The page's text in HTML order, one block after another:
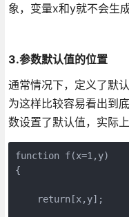
象，变量x和y就不会生
3.参数默认值的位置
通常情况下，定义了默
为这样比较容易看出到
数设置了默认值，实际
function f(x=1,y)
{
    return[x,y];